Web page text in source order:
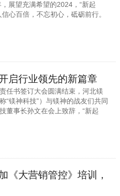
展望充满希望的2024，“新起
心百倍，不忘初心，砥砺前行。
启行业领先的新篇章
书签订大会圆满结束，河北镁
“镁神科技”）与镁神的战友们共同
董事长孙文在会上致辞，“新起
《大营销管控》培训，